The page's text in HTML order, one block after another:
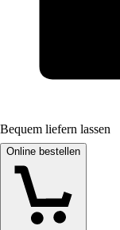
Bequem liefern lassen
Online bestellen